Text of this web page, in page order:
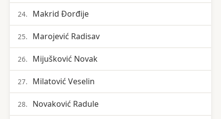
24. Makrid Đorđije
25. Marojević Radisav
26. Mijušković Novak
27. Milatović Veselin
28. Novaković Radule